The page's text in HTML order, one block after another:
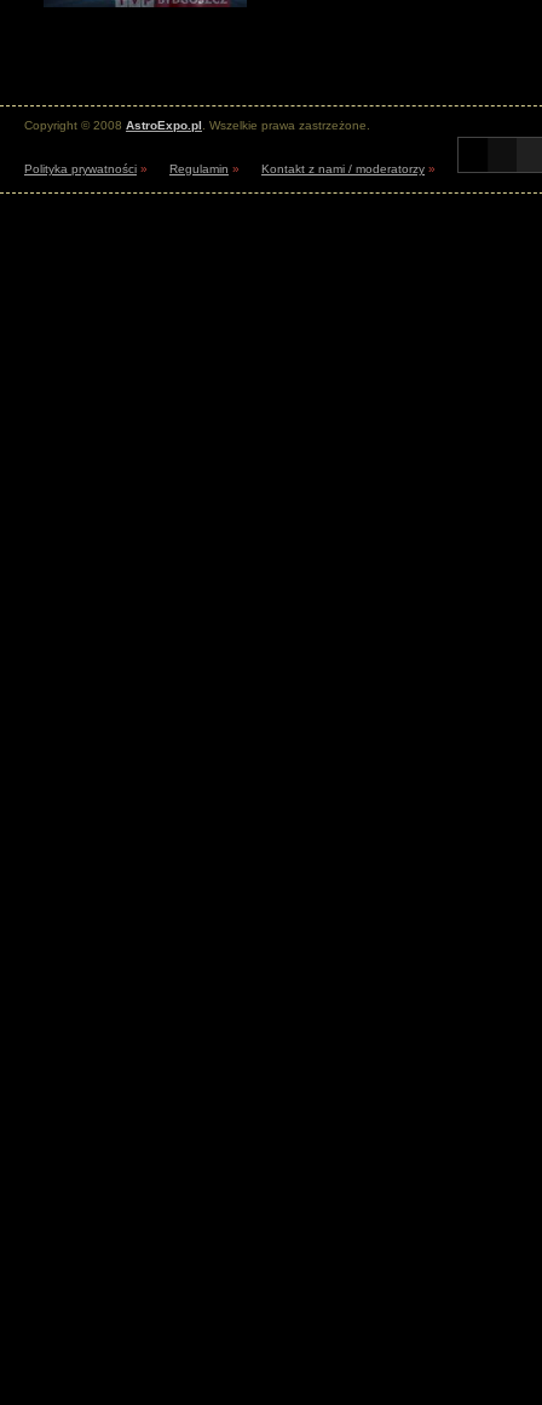
Copyright © 2008 AstroExpo.pl . Wszelkie prawa zastrzeżone.
Polityka prywatności » Regulamin » Kontakt z nami / moderatorzy »